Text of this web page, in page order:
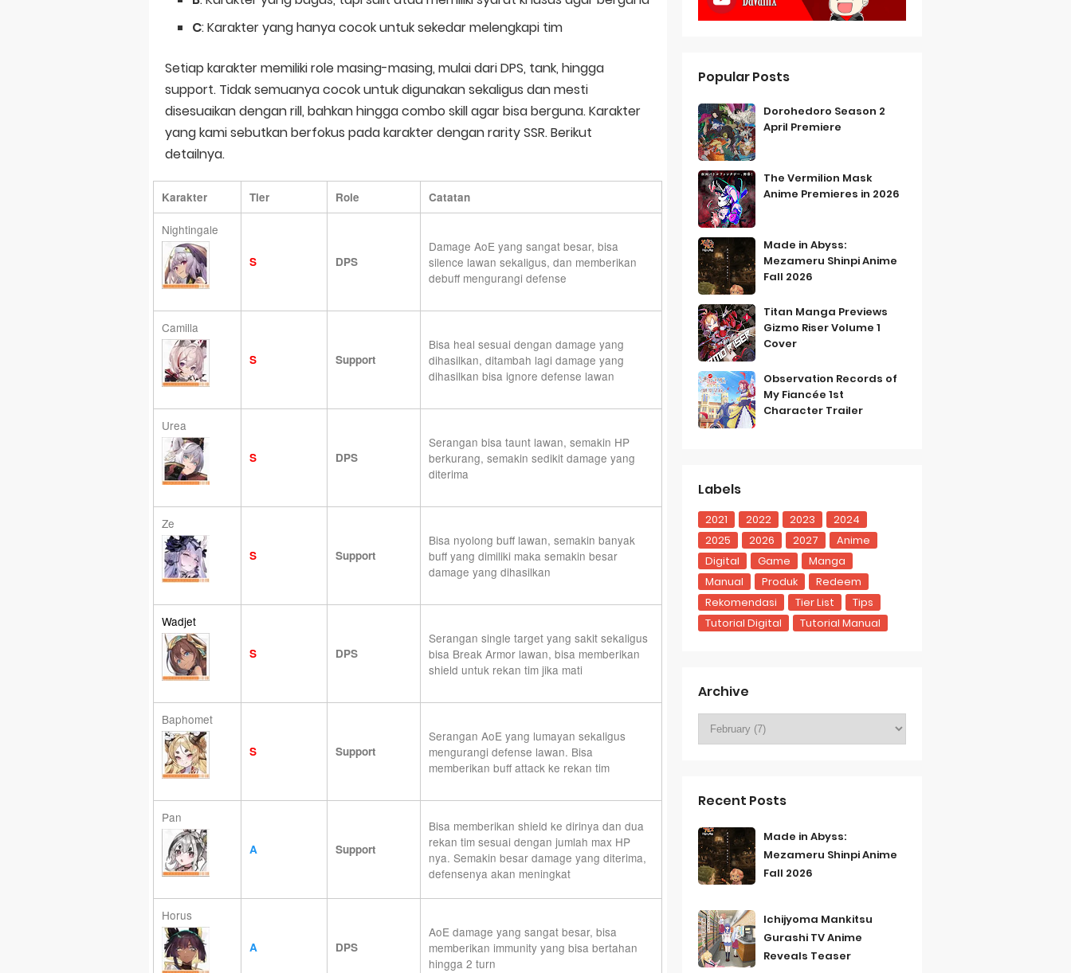
C: Karakter yang hanya cocok untuk sekedar melengkapi tim
Setiap karakter memiliki role masing-masing, mulai dari DPS, tank, hingga
support. Tidak semuanya cocok untuk digunakan sekaligus dan mesti
disesuaikan dengan rill, bahkan hingga combo skill agar bisa berguna. Karakter
yang kami sebutkan berfokus pada karakter dengan rarity SSR. Berikut
detailnya.
Karakter Tier Role Catatan
Nightingale
S DPS
Damage AoE yang sangat besar, bisa
silence lawan sekaligus, dan memberikan
debuff mengurangi defense
Camilla
S Support
Bisa heal sesuai dengan damage yang
dihasilkan, ditambah lagi damage yang
dihasilkan bisa ignore defense lawan
Urea
S DPS
Serangan bisa taunt lawan, semakin HP
berkurang, semakin sedikit damage yang
diterima
Ze
S Support
Bisa nyolong buff lawan, semakin banyak
buff yang dimiliki maka semakin besar
damage yang dihasilkan
Wadjet
S DPS
Serangan single target yang sakit sekaligus
bisa Break Armor lawan, bisa memberikan
shield untuk rekan tim jika mati
Baphomet
S Support
Serangan AoE yang lumayan sekaligus
mengurangi defense lawan. Bisa
memberikan buff attack ke rekan tim
Pan
A Support
Bisa memberikan shield ke dirinya dan dua
rekan tim sesuai dengan jumlah max HP
nya. Semakin besar damage yang diterima,
defensenya akan meningkat
Horus
A DPS
AoE damage yang sangat besar, bisa
memberikan immunity yang bisa bertahan
hingga 2 turn
Popular Posts
Dorohedoro Season 2
April Premiere
The Vermilion Mask
Anime Premieres in 2026
Made in Abyss:
Mezameru Shinpi Anime
Fall 2026
Titan Manga Previews
Gizmo Riser Volume 1
Cover
Observation Records of
My Fiancée 1st
Character Trailer
Labels
2021 2022 2023
2024
2025
2026 2027
Anime
Digital
Game
Manga
Manual
Produk
Redeem
Rekomendasi
Tier List
Tips
Tutorial Digital
Tutorial Manual
Archive
Recent Posts
Made in Abyss:
Mezameru Shinpi Anime
Fall 2026
Ichijyoma Mankitsu
Gurashi TV Anime
Reveals Teaser